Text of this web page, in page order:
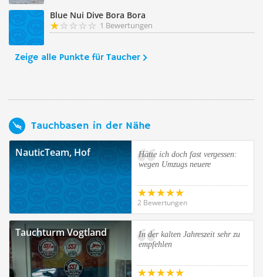
Blue Nui Dive Bora Bora
1 Bewertungen
Zeige alle Punkte für Taucher
Tauchbasen in der Nähe
NauticTeam, Hof
Hätte ich doch fast vergessen:
wegen Umzugs neuere
2 Bewertungen
Tauchturm Vogtland
In der kalten Jahreszeit sehr zu
empfehlen